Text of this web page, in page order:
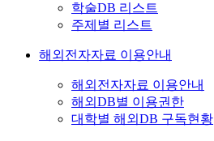
학술DB 리스트
주제별 리스트
해외전자자료 이용안내
해외전자자료 이용안내
해외DB별 이용권한
대학별 해외DB 구독현황